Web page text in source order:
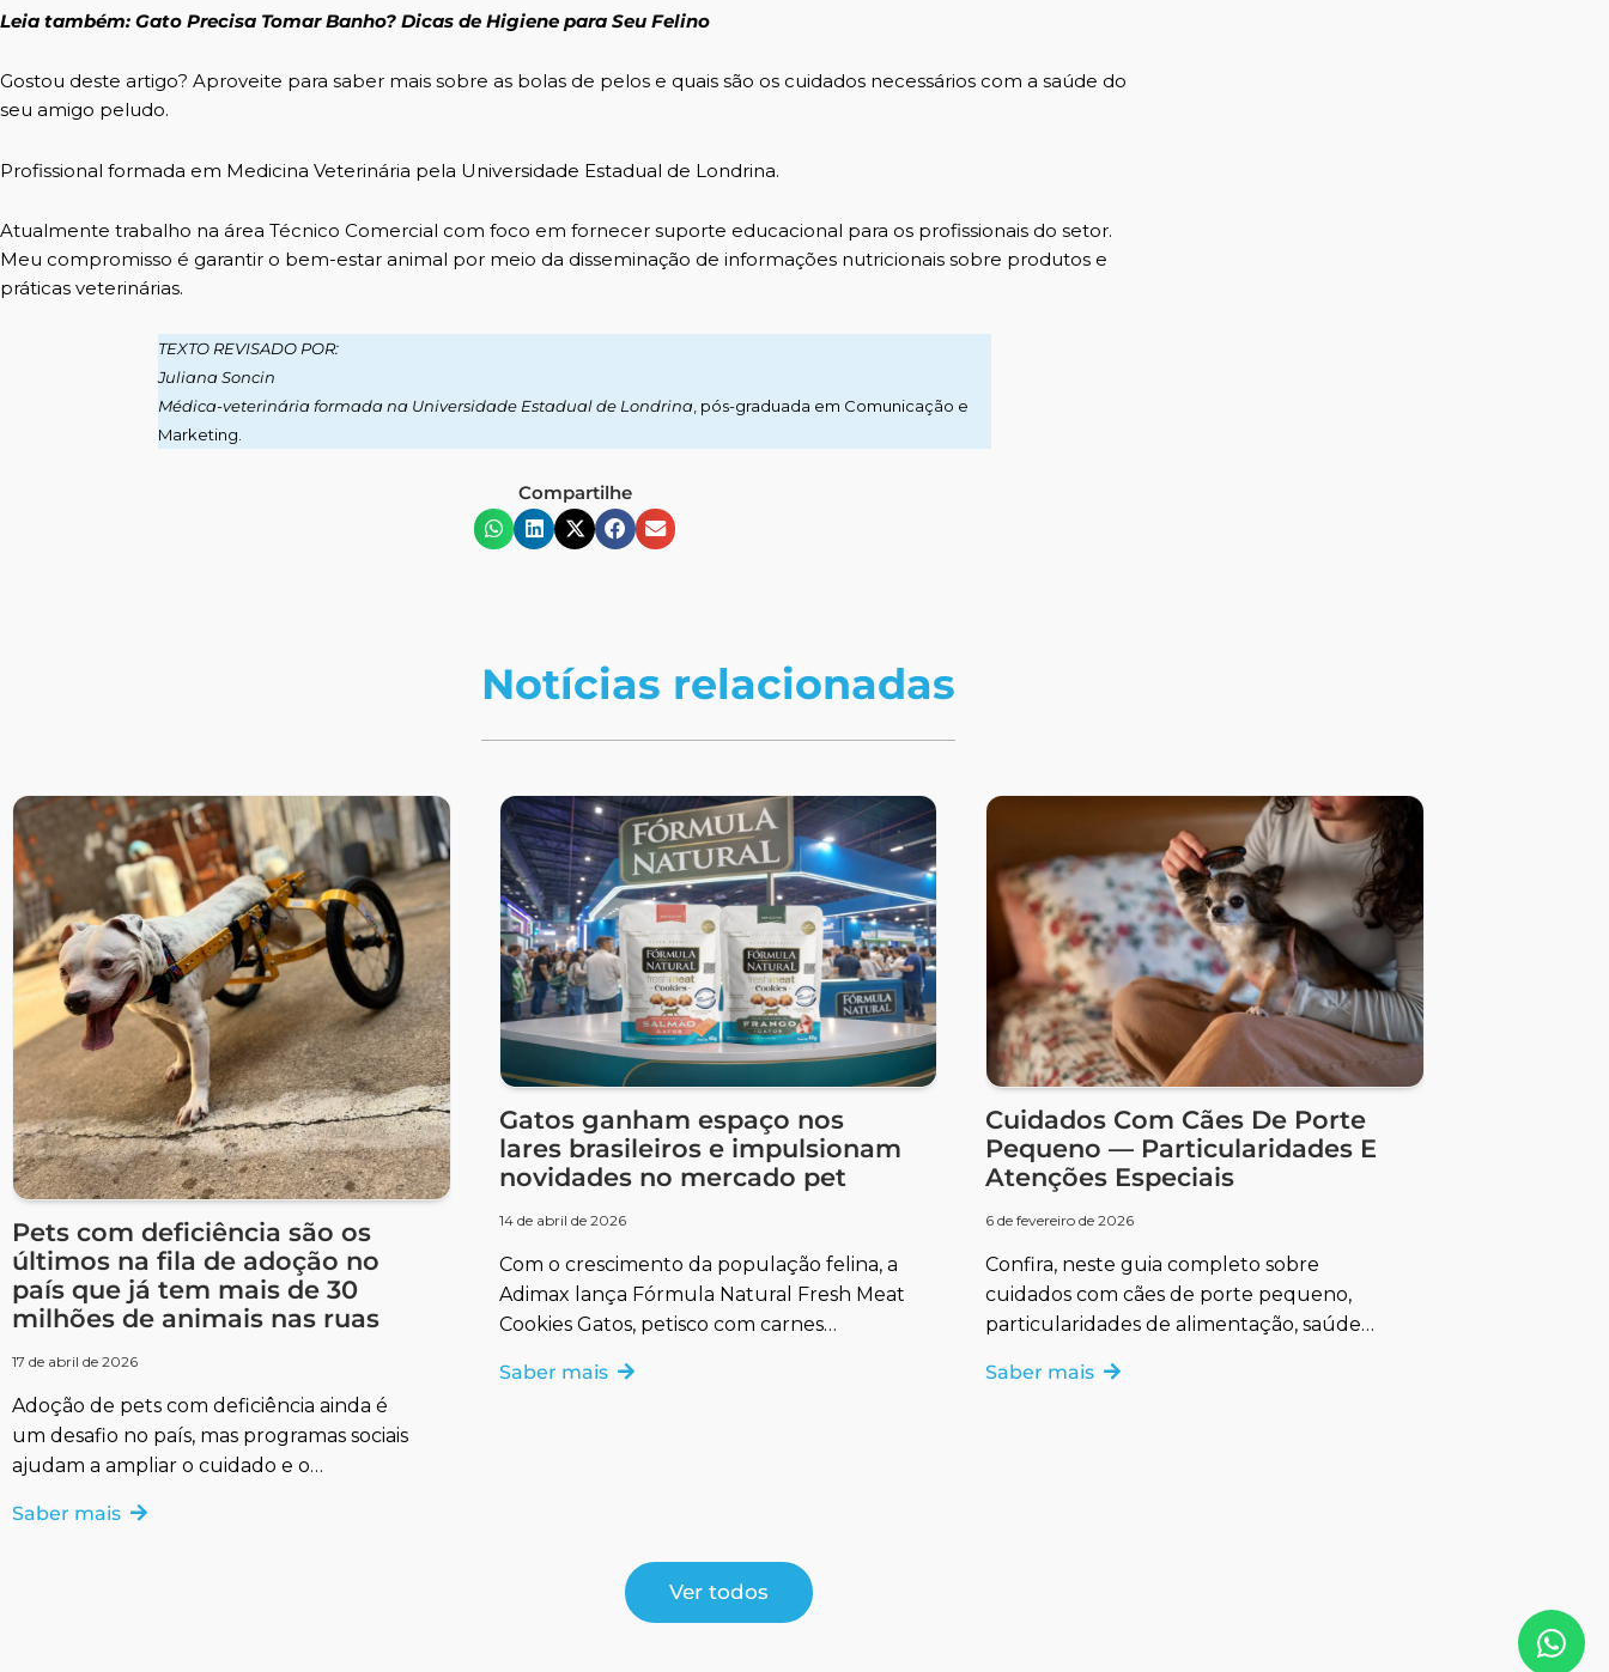
Leia também: Gato Precisa Tomar Banho? Dicas de Higiene para Seu Felino
Gostou deste artigo? Aproveite para saber mais sobre as bolas de pelos e quais são os cuidados necessários com a saúde do
seu amigo peludo.
Profissional formada em Medicina Veterinária pela Universidade Estadual de Londrina.
Atualmente trabalho na área Técnico Comercial com foco em fornecer suporte educacional para os profissionais do setor.
Meu compromisso é garantir o bem-estar animal por meio da disseminação de informações nutricionais sobre produtos e
práticas veterinárias.
TEXTO REVISADO POR:
Juliana Soncin
Médica-veterinária formada na Universidade Estadual de Londrina, pós-graduada em Comunicação e
Marketing.
Compartilhe
Notícias relacionadas
Pets com deficiência são os
últimos na fila de adoção no
país que já tem mais de 30
milhões de animais nas ruas
17 de abril de 2026
Adoção de pets com deficiência ainda é
um desafio no país, mas programas sociais
ajudam a ampliar o cuidado e o
Saber mais
Gatos ganham espaço nos
lares brasileiros e impulsionam
novidades no mercado pet
14 de abril de 2026
Com o crescimento da população felina, a
Adimax lança Fórmula Natural Fresh Meat
Cookies Gatos, petisco com carnes
Saber mais
Cuidados Com Cães De Porte
Pequeno — Particularidades E
Atenções Especiais
6 de fevereiro de 2026
Confira, neste guia completo sobre
cuidados com cães de porte pequeno,
particularidades de alimentação, saúde
Saber mais
Ver todos